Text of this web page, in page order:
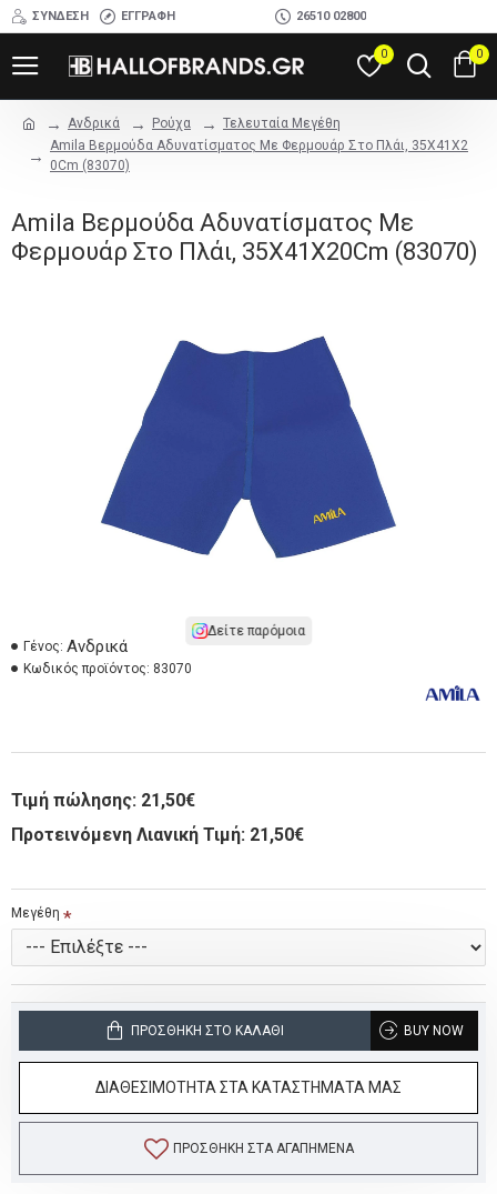
ΣΎΝΔΕΣΗ ΕΓΓΡΑΦΉ 26510 02800
0 0
Ανδρικά Ρούχα
Τελευταία Μεγέθη
Amila Βερμούδα Αδυνατίσματος Με Φερμουάρ Στο Πλάι, 35X41X2
0Cm (83070)
Amila Βερμούδα Αδυνατίσματος Με
Φερμουάρ Στο Πλάι, 35X41X20Cm (83070)
Δείτε παρόμοια
Γένος: Ανδρικά
Κωδικός προϊόντος: 83070
Τιμή πώλησης: 21,50€
Προτεινόμενη Λιανική Τιμή: 21,50€
Μεγέθη
ΠΡΟΣΘΉΚΗ ΣΤΟ ΚΑΛΆΘΙ BUY NOW
ΔΙΑΘΕΣΙΜΟΤΗΤΑ ΣΤΑ ΚΑΤΑΣΤΗΜΑΤΑ ΜΑΣ
ΠΡΟΣΘΉΚΗ ΣΤΑ ΑΓΑΠΗΜΈΝΑ